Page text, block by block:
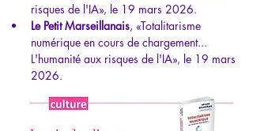
risques de l'IA», le 19 mars 2026.
Le Petit Marseillanais, «Totalitarisme
numérique en cours de chargement...
L'humanité aux risques de l'IA», le 19 mars
2026.